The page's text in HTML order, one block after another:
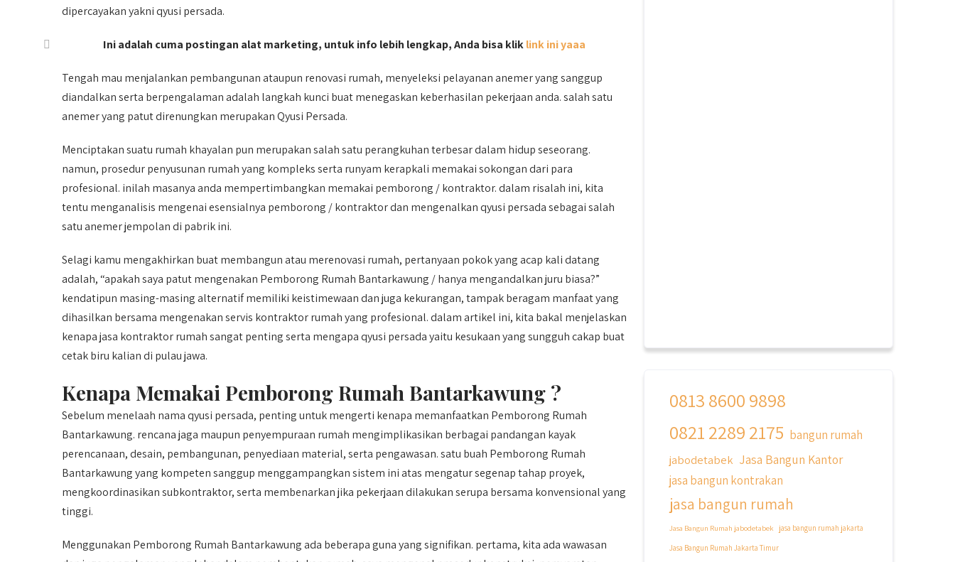
dipercayakan yakni qyusi persada.
Ini adalah cuma postingan alat marketing, untuk info lebih lengkap, Anda bisa kliklink ini yaaa
Tengah mau menjalankan pembangunan ataupun renovasi rumah, menyeleksi pelayanan anemer yang sanggup
diandalkan serta berpengalaman adalah langkah kunci buat menegaskan keberhasilan pekerjaan anda. salah satu
anemer yang patut direnungkan merupakan Qyusi Persada.
Menciptakan suatu rumah khayalan pun merupakan salah satu perangkuhan terbesar dalam hidup seseorang.
namun, prosedur penyusunan rumah yang kompleks serta runyam kerapkali memakai sokongan dari para
profesional. inilah masanya anda mempertimbangkan memakai pemborong / kontraktor. dalam risalah ini, kita
tentu menganalisis mengenai esensialnya pemborong / kontraktor dan mengenalkan qyusi persada sebagai salah
satu anemer jempolan di pabrik ini.
Selagi kamu mengakhirkan buat membangun atau merenovasi rumah, pertanyaan pokok yang acap kali datang
adalah, “apakah saya patut mengenakan Pemborong Rumah Bantarkawung / hanya mengandalkan juru biasa?”
kendatipun masing-masing alternatif memiliki keistimewaan dan juga kekurangan, tampak beragam manfaat yang
dihasilkan bersama mengenakan servis kontraktor rumah yang profesional. dalam artikel ini, kita bakal menjelaskan
kenapa jasa kontraktor rumah sangat penting serta mengapa qyusi persada yaitu kesukaan yang sungguh cakap buat
cetak biru kalian di pulau jawa.
Kenapa Memakai Pemborong Rumah Bantarkawung ?
Sebelum menelaah nama qyusi persada, penting untuk mengerti kenapa memanfaatkan Pemborong Rumah
Bantarkawung. rencana jaga maupun penyempuraan rumah mengimplikasikan berbagai pandangan kayak
perencanaan, desain, pembangunan, penyediaan material, serta pengawasan. satu buah Pemborong Rumah
Bantarkawung yang kompeten sanggup menggampangkan sistem ini atas mengatur segenap tahap proyek,
mengkoordinasikan subkontraktor, serta membenarkan jika pekerjaan dilakukan serupa bersama konvensional yang
tinggi.
Menggunakan Pemborong Rumah Bantarkawung ada beberapa guna yang signifikan. pertama, kita ada wawasan
0813 8600 9898
0821 2289 2175 bangun rumah
jabodetabek Jasa Bangun Kantor
jasa bangun kontrakan
jasa bangun rumah
Jasa Bangun Rumah jabodetabek
jasa bangun rumah jakarta
Jasa Bangun Rumah Jakarta Timur